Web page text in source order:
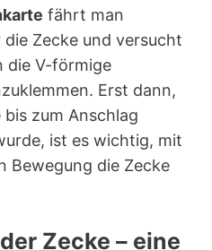
fährt man
Zecke und versucht
die V-förmige
Erst dann,
zum Anschlag
ist es wichtig, mit
Bewegung die Zecke
Zecke – eine